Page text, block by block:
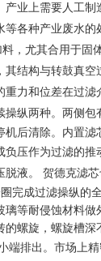
业上需要人工制
各种产业废水
，尤其合用于
结构与转鼓真
重力和位差在过
操纵两种。两侧
后清除。内置
负压作为过滤的推
脱液。 贺德克滤芯
完成过滤操纵的
等耐侵蚀材料
螺旋，螺旋槽
端排出。市场上